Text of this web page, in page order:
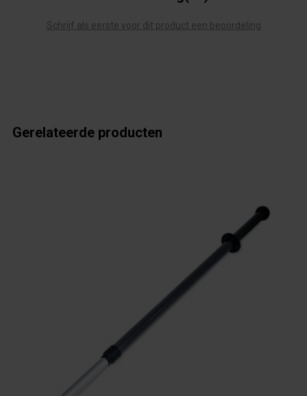
Schrijf als eerste voor dit product een beoordeling
Gerelateerde producten